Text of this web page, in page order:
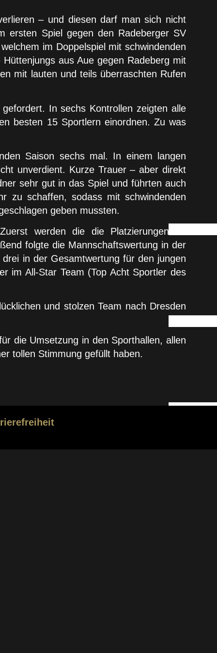
– und diesen darf man sich nicht
ersten Spiel gegen den Radeberger SV
im Doppelspiel mit schwindenden
aus Aue gegen Radeberg mit
mit lauten und teils überraschten Rufen
In sechs Kontrollen zeigten alle
besten 15 Sportlern einordnen. Zu was
Saison sechs mal. In einem langen
unverdient. Kurze Trauer – aber direkt
sehr gut in das Spiel und führten auch
zu schaffen, sodass mit schwindenden
geben mussten.
werden die die Platzierungen im
folgte die Mannschaftswertung in der
in der Gesamtwertung für den jungen
im All-Star Team (Top Acht Sportler des
und stolzen Team nach Dresden
die Umsetzung in den Sporthallen, allen
tollen Stimmung gefüllt haben.